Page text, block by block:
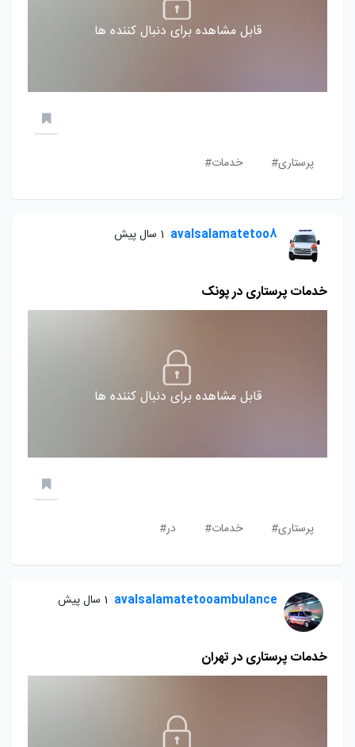
قابل مشاهده برای دنبال کننده ها
پرستاری# خدمات#
avalsalamatetoo8 1 سال پیش
خدمات پرستاری در پونک
قابل مشاهده برای دنبال کننده ها
پرستاری# خدمات# در#
avalsalamatetooambulance 1 سال پیش
خدمات پرستاری در تهران